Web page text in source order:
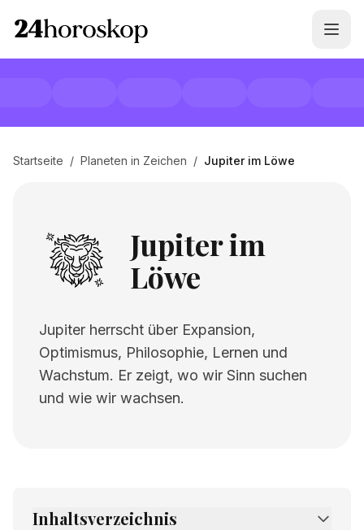
Startseite / Planeten in Zeichen / Jupiter im Löwe
Jupiter im
Löwe
Jupiter herrscht über Expansion,
Optimismus, Philosophie, Lernen und
Wachstum. Er zeigt, wo wir Sinn suchen
und wie wir wachsen.
Inhaltsverzeichnis